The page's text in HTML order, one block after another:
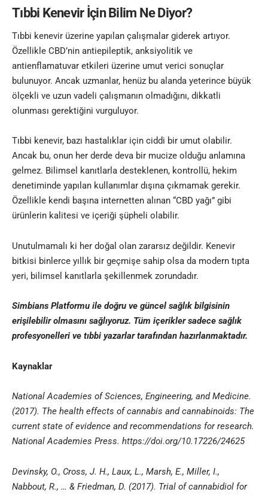
Tıbbi Kenevir İçin Bilim Ne Diyor?
Tıbbi kenevir üzerine yapılan çalışmalar giderek artıyor.
Özellikle CBD’nin antiepileptik, anksiyolitik ve
antienflamatuvar etkileri üzerine umut verici sonuçlar
bulunuyor. Ancak uzmanlar, henüz bu alanda yeterince büyük
ölçekli ve uzun vadeli çalışmanın olmadığını, dikkatli
olunması gerektiğini vurguluyor.
Tıbbi kenevir, bazı hastalıklar için ciddi bir umut olabilir.
Ancak bu, onun her derde deva bir mucize olduğu anlamına
gelmez. Bilimsel kanıtlarla desteklenen, kontrollü, hekim
denetiminde yapılan kullanımlar dışına çıkmamak gerekir.
Özellikle kendi başına internetten alınan “CBD yağı” gibi
ürünlerin kalitesi ve içeriği şüpheli olabilir.
Unutulmamalı ki her doğal olan zararsız değildir. Kenevir
bitkisi binlerce yıllık bir geçmişe sahip olsa da modern tıpta
yeri, bilimsel kanıtlarla şekillenmek zorundadır.
Simbians Platformu ile doğru ve güncel sağlık bilgisinin
erişilebilir olmasını sağlıyoruz. Tüm içerikler sadece sağlık
profesyonelleri ve tıbbi yazarlar tarafından hazırlanmaktadır.
Kaynaklar
National Academies of Sciences, Engineering, and Medicine.
(2017). The health effects of cannabis and cannabinoids: The
current state of evidence and recommendations for research.
National Academies Press. https://doi.org/10.17226/24625
Devinsky, O., Cross, J. H., Laux, L., Marsh, E., Miller, I.,
Nabbout, R., … & Friedman, D. (2017). Trial of cannabidiol for